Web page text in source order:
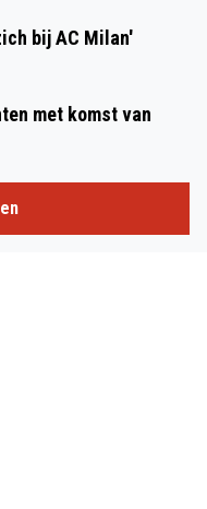
bij AC Milan'
met komst van